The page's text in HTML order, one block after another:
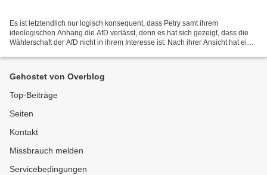
Es ist letztendlich nur logisch konsequent, dass Petry samt ihrem
ideologischen Anhang die AfD verlässt, denn es hat sich gezeigt, dass die
Wählerschaft der AfD nicht in ihrem Interesse ist. Nach ihrer Ansicht hat eine
Gehostet von Overblog
Top-Beiträge
Seiten
Kontakt
Missbrauch melden
Servicebedingungen